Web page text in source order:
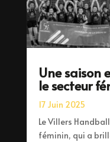
Une saison
le secteur
17 Juin 2025
Le Villers
féminin, qui a